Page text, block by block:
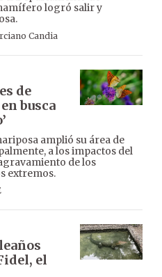
logró salir y
Candia
de
busca
amplió su área de
a los impactos del
de los
extremos.
el